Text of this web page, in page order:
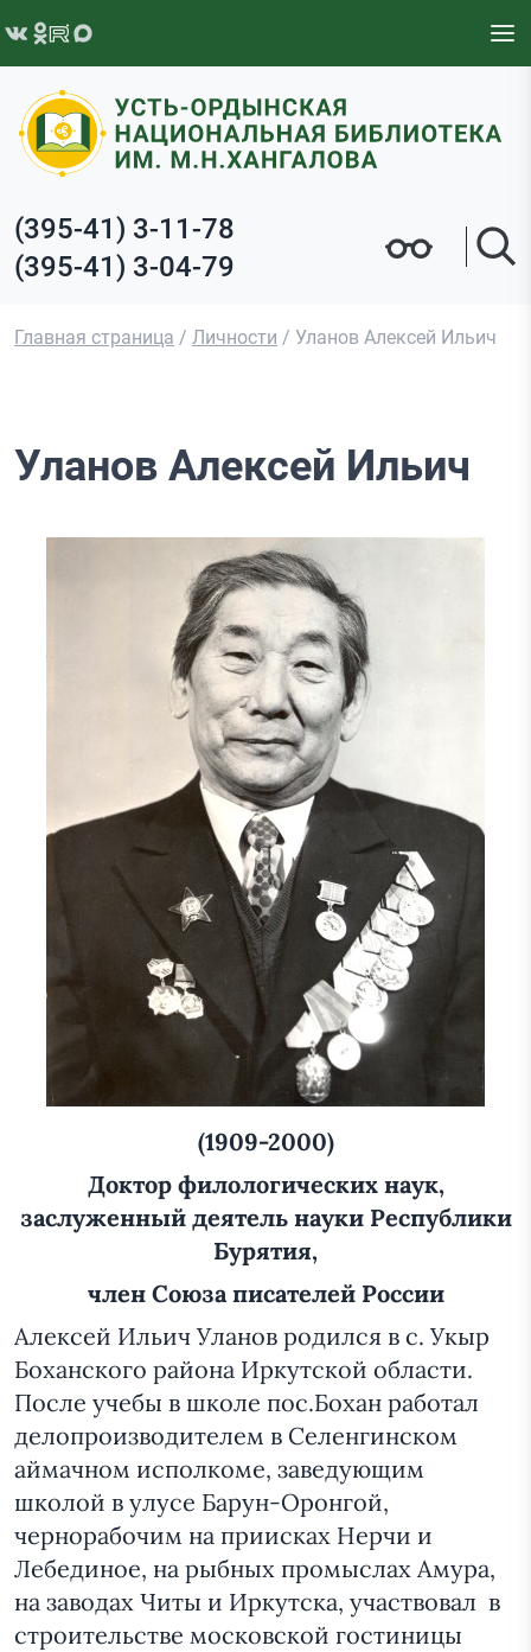
(395-41) 3-11-78
(395-41) 3-04-79
Главная страница / Личности / Уланов Алексей Ильич
Уланов Алексей Ильич
(1909-2000)
Доктор филологических наук,
заслуженный деятель науки Республики
Бурятия,
член Союза писателей России
Алексей Ильич Уланов родился в с. Укыр
Боханского района Иркутской области.
После учебы в школе пос.Бохан работал
делопроизводителем в Селенгинском
аймачном исполкоме, заведующим
школой в улусе Барун-Оронгой,
чернорабочим на приисках Нерчи и
Лебединое, на рыбных промыслах Амура,
на заводах Читы и Иркутска, участвовал в
строительстве московской гостиницы